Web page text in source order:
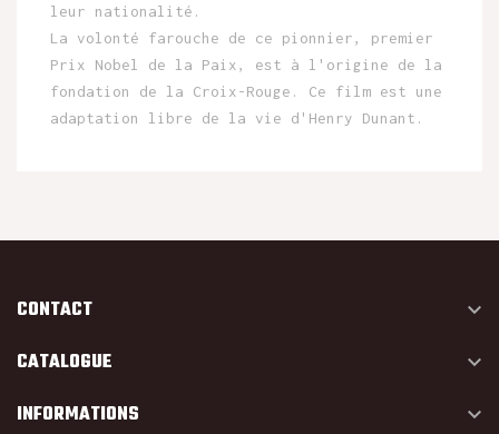
leur nationalité.
La volonté farouche de ce pionnier, premier
Prix Nobel de la Paix, est à l'origine de la
fondation de la Croix-Rouge. Ce film est une
adaptation libre de la vie d'Henry Dunant.
CONTACT 
CATALOGUE 
INFORMATIONS 